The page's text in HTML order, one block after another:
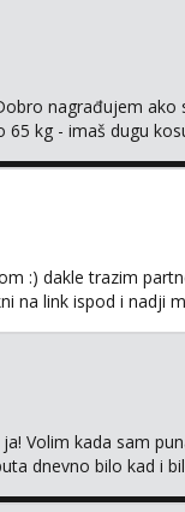
nagrađujem ako
65 kg - imaš dugu
:) dakle trazim
na link ispod i nadji
Volim kada sam
dnevno bilo kad i